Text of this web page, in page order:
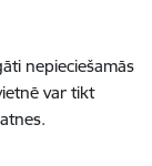
nepieciešamās
var tikt